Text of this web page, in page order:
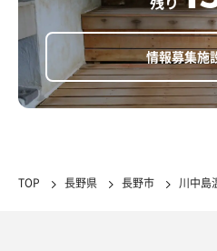
情報募集施
TOP 長野県 長野市 川中島